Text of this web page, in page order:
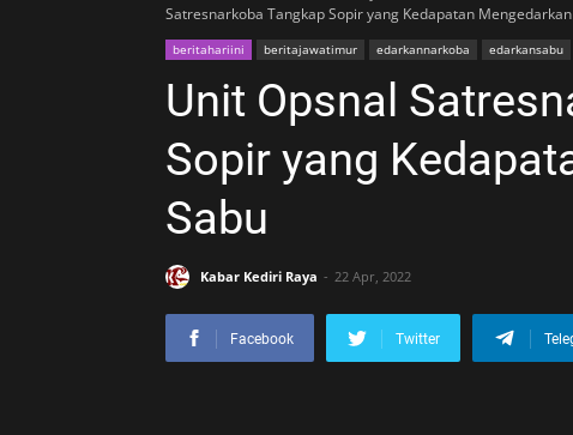
Satresnarkoba Tangkap Sopir yang Kedapatan
beritahariini beritajawatimur edarkannarkoba edarkansabu
Unit Opsnal
Sopir yang
Sabu
Kabar Kediri Raya 22 Apr, 2022
Facebook Twitter